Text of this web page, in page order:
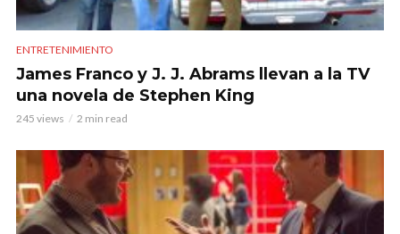
ENTRETENIMIENTO
James Franco y J. J. Abrams llevan a la TV
una novela de Stephen King
245 views 2 min read